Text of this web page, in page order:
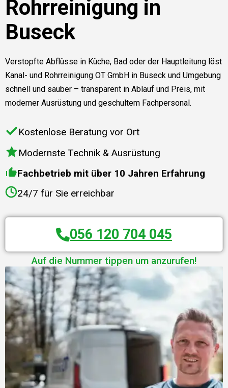
Rohrreinigung in
Buseck
Verstopfte Abflüsse in Küche, Bad oder der Hauptleitung löst
Kanal- und Rohrreinigung OT GmbH in Buseck und Umgebung
schnell und sauber – transparent in Ablauf und Preis, mit
moderner Ausrüstung und geschultem Fachpersonal.
Kostenlose Beratung vor Ort
Modernste Technik & Ausrüstung
Fachbetrieb mit über 10 Jahren Erfahrung
24/7 für Sie erreichbar
056 120 704 045
Auf die Nummer tippen um anzurufen!